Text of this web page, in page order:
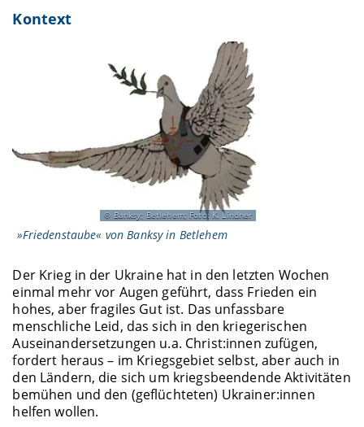
Kontext
Banksy; Betlehem; Foto: K. Lindner
»Friedenstaube« von Banksy in Betlehem
Der Krieg in der Ukraine hat in den letzten Wochen
einmal mehr vor Augen geführt, dass Frieden ein
hohes, aber fragiles Gut ist. Das unfassbare
menschliche Leid, das sich in den kriegerischen
Auseinandersetzungen u.a. Christ:innen zufügen,
fordert heraus – im Kriegsgebiet selbst, aber auch in
den Ländern, die sich um kriegsbeendende Aktivitäten
bemühen und den (geflüchteten) Ukrainer:innen
helfen wollen.